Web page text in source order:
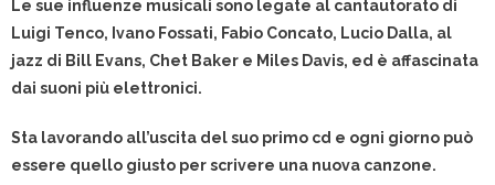
Le sue influenze musicali sono legate al cantautorato di
Luigi Tenco, Ivano Fossati, Fabio Concato, Lucio Dalla, al
jazz di Bill Evans, Chet Baker e Miles Davis, ed è affascinata
dai suoni più elettronici.
Sta lavorando all’uscita del suo primo cd e ogni giorno può
essere quello giusto per scrivere una nuova canzone.